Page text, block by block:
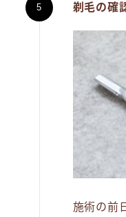
剃毛の確
施術の前